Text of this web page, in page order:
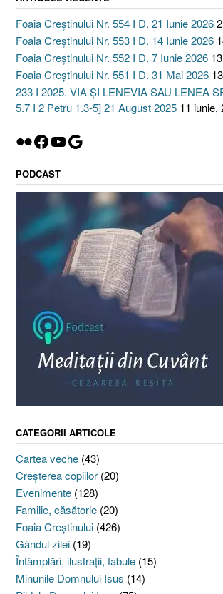
Foaia Creștinului Nr. 554 I D. 21 Iunie 2026
Foaia Creștinului Nr. 553 I D. 14 Iunie 2026
Foaia Creștinului Nr. 552 I D. 7 Iunie 2026
Foaia Creștinului Nr. 551 I D. 31 Mai 2026
233 I 2025. VIA ȘI LENEVIA SAU LENEA
5.7 I 2 Petru 1.3-5] 21 August 2025 11 iunie,
Flickr
Facebook
YouTube
Google
PODCAST
CATEGORII ARTICOLE
Cartea veche (43)
Creşterea copiilor (20)
Evenimente (128)
Familie, căsătorie (20)
Foaia Creştinului (426)
Gândul zilei (19)
Întâmplări, ilustraţii, fabule (15)
Minunile Domnului Isus (14)